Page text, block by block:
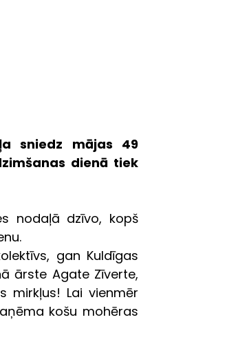
sniedz mājas 49
dienā tiek
nodaļā dzīvo, kopš
gan Kuldīgas
ārste Agate Zīverte,
mirkļus! Lai vienmēr
košu mohēras